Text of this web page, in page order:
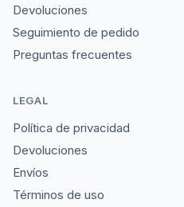
Devoluciones
Seguimiento de pedido
Preguntas frecuentes
LEGAL
Política de privacidad
Devoluciones
Envíos
Términos de uso